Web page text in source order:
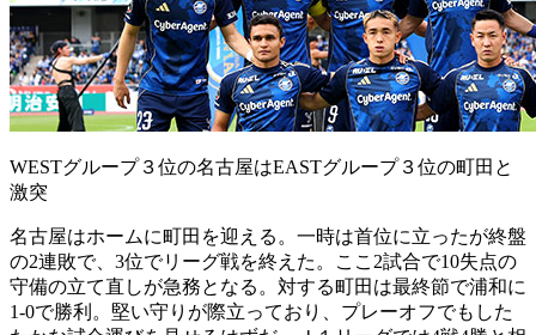
WESTグループ３位の名古屋はEASTグループ３位の町田と
激突
名古屋はホームに町田を迎える。一時は首位に立ったが終盤
の2連敗で、3位でリーグ戦を終えた。ここ2試合で10失点の
守備の立て直しが急務となる。対する町田は最終節で浦和に
1-0で勝利。堅い守りが際立っており、プレーオフでもした